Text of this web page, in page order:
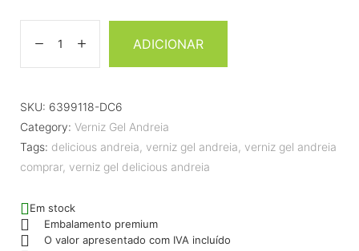
ADICIONAR
SKU: 6399118-DC6
Category: Verniz Gel Andreia
Tags: delicious andreia, verniz gel andreia, verniz gel andreia
comprar, verniz gel delicious andreia
Em stock
Embalamento premium
O valor apresentado com IVA incluído